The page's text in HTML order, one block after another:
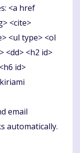
<a href
<cite>
<ul type> <ol
<dd> <h2 id>
id>
email
automatically.